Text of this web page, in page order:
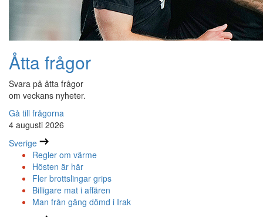
Åtta frågor
Svara på åtta frågor
om veckans nyheter.
Gå till frågorna
4 augusti 2026
Sverige
Regler om värme
Hösten är här
Fler brottslingar grips
Billigare mat i affären
Man från gäng dömd i Irak